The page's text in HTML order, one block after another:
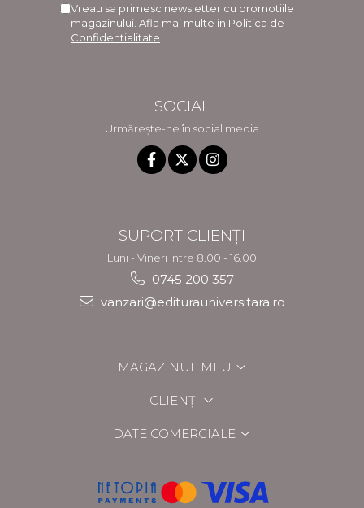
Vreau sa primesc newsletter cu promotiile
magazinului. Afla mai multe in Politica de
Confidentialitate
SOCIAL
Urmărește-ne în social media
SUPORT CLIENȚI
Luni - Vineri intre 8.00 - 16.00
0745 200 357
vanzari@editurauniversitara.ro
MAGAZINUL MEU
CLIENȚI
DATE COMERCIALE